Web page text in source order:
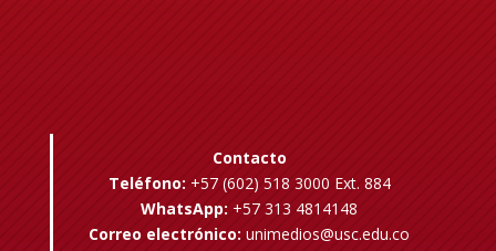
Contacto
Teléfono: +57 (602) 518 3000 Ext. 884
WhatsApp: +57 313 4814148
Correo electrónico: unimedios@usc.edu.co